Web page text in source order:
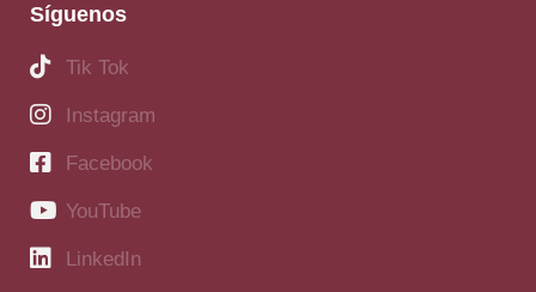
Síguenos
Tik Tok
Instagram
Facebook
YouTube
LinkedIn